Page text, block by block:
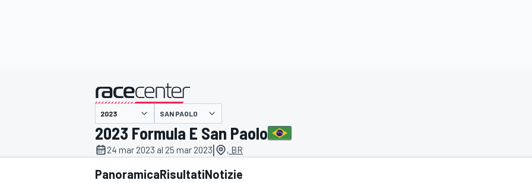
MOTOGP WEC
presentato da
SAN PAOLO
2023 Formula E San Paolo
24 mar 2023 al 25 mar 2023| , BR
PanoramicaRisultatiNotizie